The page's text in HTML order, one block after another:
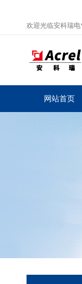
欢迎光临安科瑞电
网站首页